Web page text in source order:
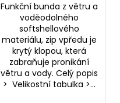
Funkční bunda z větru a
voděodolného
softshellového
materiálu, zip vpředu je
krytý klopou, která
zabraňuje pronikání
větru a vody. Celý popis
> Velikostní tabulka >...